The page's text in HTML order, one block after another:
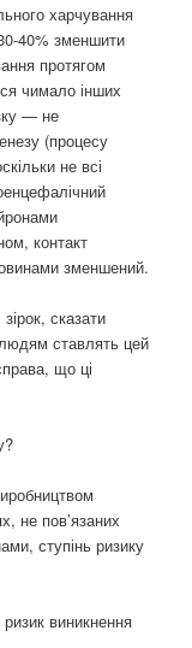
харчування
40% зменшити
протягом
чимало інших
— не
(процесу
не всі
контакт
зменшений.
сказати
ставлять цей
що ці
не пов’язаних
ступінь ризику
виникнення